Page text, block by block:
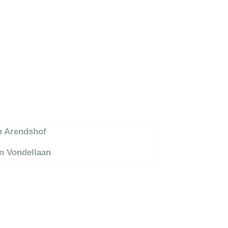
Arendshof
Vondellaan